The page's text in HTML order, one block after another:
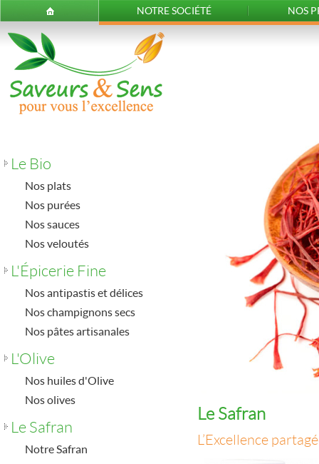
NOTRE SOCIÉTÉ NOS
Le Bio
Nos plats
Nos purées
Nos sauces
Nos veloutés
L'Épicerie Fine
Nos antipastis et délices
Nos champignons secs
Nos pâtes artisanales
L'Olive
Nos huiles d'Olive
Nos olives
Le Safran
Notre Safran
Le Safran
L’Excellence